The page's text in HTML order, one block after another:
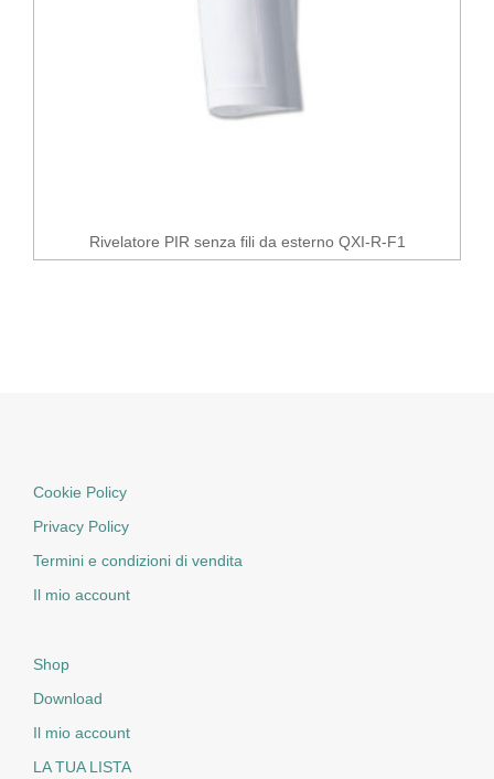
Rivelatore PIR senza fili da esterno QXI-R-F1
Cookie Policy
Privacy Policy
Termini e condizioni di vendita
Il mio account
Shop
Download
Il mio account
LA TUA LISTA